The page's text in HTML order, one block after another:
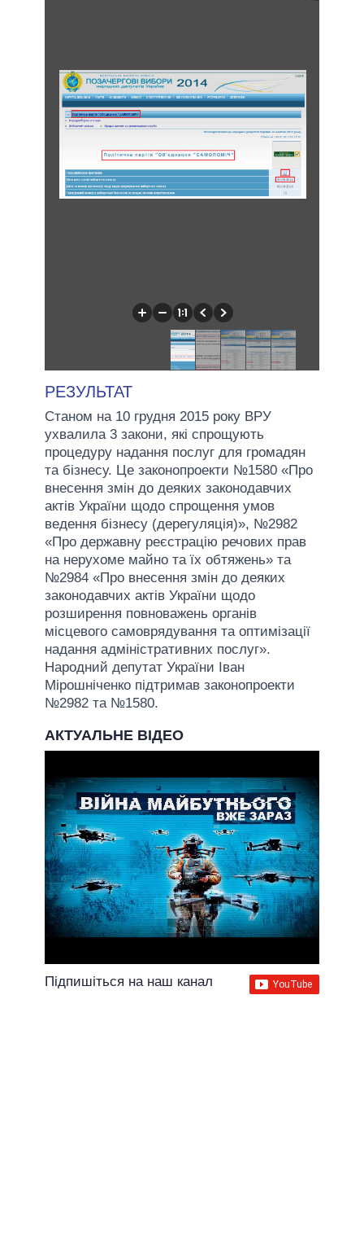
РЕЗУЛЬТАТ
Станом на 10 грудня 2015 року ВРУ
ухвалила 3 закони, які спрощують
процедуру надання послуг для громадян
та бізнесу. Це законопроекти №1580 «Про
внесення змін до деяких законодавчих
актів України щодо спрощення умов
ведення бізнесу (дерегуляція)», №2982
«Про державну реєстрацію речових прав
на нерухоме майно та їх обтяжень» та
№2984 «Про внесення змін до деяких
законодавчих актів України щодо
розширення повноважень органів
місцевого самоврядування та оптимізації
надання адміністративних послуг».
Народний депутат України Іван
Мірошніченко підтримав законопроекти
№2982 та №1580.
АКТУАЛЬНЕ ВІДЕО
Підпишіться на наш канал